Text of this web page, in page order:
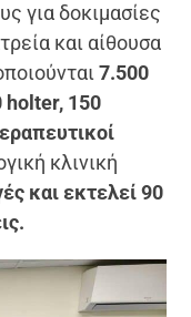
για δοκιμασίες
και αίθουσα
7.500
holter, 150
κλινική
και εκτελεί 90